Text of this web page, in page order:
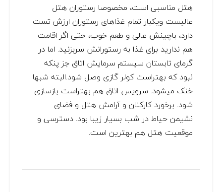
هتل مناسبی است، مخصوصا رستوران هتل
عالیست ویکبار تمام غذاهای رستوران ارزش تست
دارد، باچینش عالی و طعم خوب، حتی اگر اقامت
هم ندارید برای غذا به رستورانش سربزنید. اما در
گرمای تابستان سیستم سرمایش اتاق جز پنکه
نبود که بهتراست کولر گازی وصل شود.البته شبها
خنک میشود. سرویس اتاق هم بهتراست بازسازی
شود. برخورد کارکنان و آرامش هتل و فضای
نشیمن حیاط در شب بسیار زیبا بود. دسترسی و
موقعیت هتل هم بهترین است.